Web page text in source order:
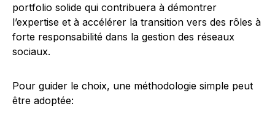
portfolio solide qui contribuera à démontrer
l’expertise et à accélérer la transition vers des rôles à
forte responsabilité dans la gestion des réseaux
sociaux.
Pour guider le choix, une méthodologie simple peut
être adoptée: